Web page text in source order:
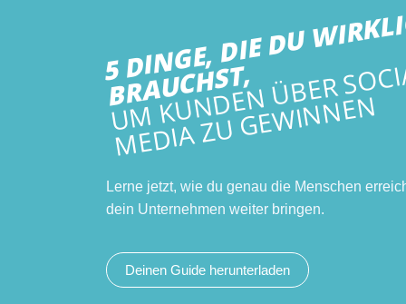
T,
N
N
Lerne jetzt, wie du genau die Menschen
dein Unternehmen weiter bringen.
Deinen Guide herunterladen